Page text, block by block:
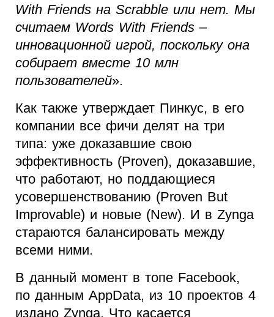
With Friends на Scrabble или нет. Мы
считаем Words With Friends –
инновационной игрой, поскольку она
собирает вместе 10 млн
пользователей».
Как также утверждает Пинкус, в его
компании все фичи делят на три
типа: уже доказавшие свою
эффективность (Proven), доказавшие,
что работают, но поддающиеся
усовершенствованию (Proven But
Improvable) и новые (New). И в Zynga
стараются балансировать между
всеми ними.
В данный момент в топе Facebook,
по данным AppData, из 10 проектов 4
издано Zynga. Что касается